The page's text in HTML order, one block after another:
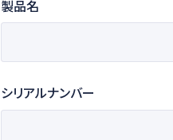
製品名
シリアルナンバー